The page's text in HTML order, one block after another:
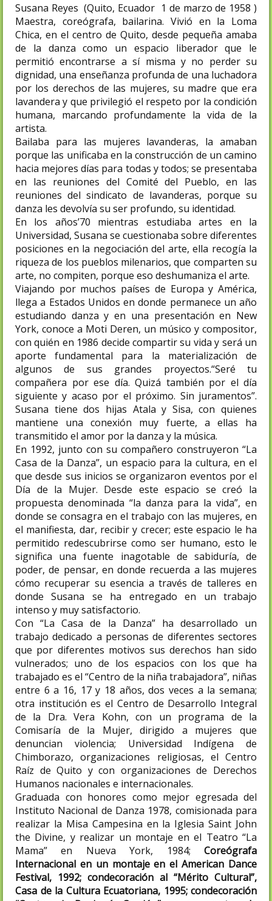
Susana Reyes(Quito, Ecuador 1 de marzo de 1958 )
Maestra, coreógrafa, bailarina. Vivió en la Loma
Chica, en el centro de Quito, desde pequeña amaba
de la danza como un espacio liberador que le
permitió encontrarse a sí misma y no perder su
dignidad, una enseñanza profunda de una luchadora
por los derechos de las mujeres, su madre que era
lavandera y que privilegió el respeto por la condición
humana, marcando profundamente la vida de la
artista.
Bailaba para las mujeres lavanderas, la amaban
porque las unificaba en la construcción de un camino
hacia mejores días para todas y todos; se presentaba
en las reuniones del Comité del Pueblo, en las
reuniones del sindicato de lavanderas, porque su
danza les devolvía su ser profundo, su identidad.
En los años’70 mientras estudiaba artes en la
Universidad, Susana se cuestionaba sobre diferentes
posiciones en la negociación del arte, ella recogía la
riqueza de los pueblos milenarios, que comparten su
arte, no compiten, porque eso deshumaniza el arte.
Viajando por muchos países de Europa y América,
llega a Estados Unidos en donde permanece un año
estudiando danza y en una presentación en New
York, conoce a Moti Deren, un músico y compositor,
con quién en 1986 decide compartir su vida y será un
aporte fundamental para la materialización de
algunos de sus grandes proyectos.“Seré tu
compañera por ese día. Quizá también por el día
siguiente y acaso por el próximo. Sin juramentos”.
Susana tiene dos hijas Atala y Sisa, con quienes
mantiene una conexión muy fuerte, a ellas ha
transmitido el amor por la danza y la música.
En 1992, junto con su compañero construyeron “La
Casa de la Danza”, un espacio para la cultura, en el
que desde sus inicios se organizaron eventos por el
Día de la Mujer. Desde este espacio se creó la
propuesta denominada “la danza para la vida”, en
donde se consagra en el trabajo con las mujeres, en
el manifiesta, dar, recibir y crecer; este espacio le ha
permitido redescubrirse como ser humano, esto le
significa una fuente inagotable de sabiduría, de
poder, de pensar, en donde recuerda a las mujeres
cómo recuperar su esencia a través de talleres en
donde Susana se ha entregado en un trabajo
intenso y muy satisfactorio.
Con “La Casa de la Danza” ha desarrollado un
trabajo dedicado a personas de diferentes sectores
que por diferentes motivos sus derechos han sido
vulnerados; uno de los espacios con los que ha
trabajado es el “Centro de la niña trabajadora”, niñas
entre 6 a 16, 17 y 18 años, dos veces a la semana;
otra institución es el Centro de Desarrollo Integral
de la Dra. Vera Kohn, con un programa de la
Comisaría de la Mujer, dirigido a mujeres que
denuncian violencia; Universidad Indígena de
Chimborazo, organizaciones religiosas, el Centro
Raíz de Quito y con organizaciones de Derechos
Humanos nacionales e internacionales.
Graduada con honores como mejor egresada del
Instituto Nacional de Danza 1978, comisionada para
realizar la Misa Campesina en la Iglesia Saint John
the Divine, y realizar un montaje en el Teatro “La
Mama” en Nueva York, 1984; Coreógrafa
Internacional en un montaje en el American Dance
Festival, 1992; condecoración al “Mérito Cultural”,
Casa de la Cultura Ecuatoriana, 1995; condecoración